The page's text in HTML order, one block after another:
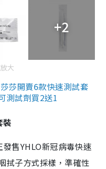
+2
大
莎開賣6款快速測試套
測試劑買2送1
裝
售YHLO新冠病毒快速
拭子方式採樣，準確性